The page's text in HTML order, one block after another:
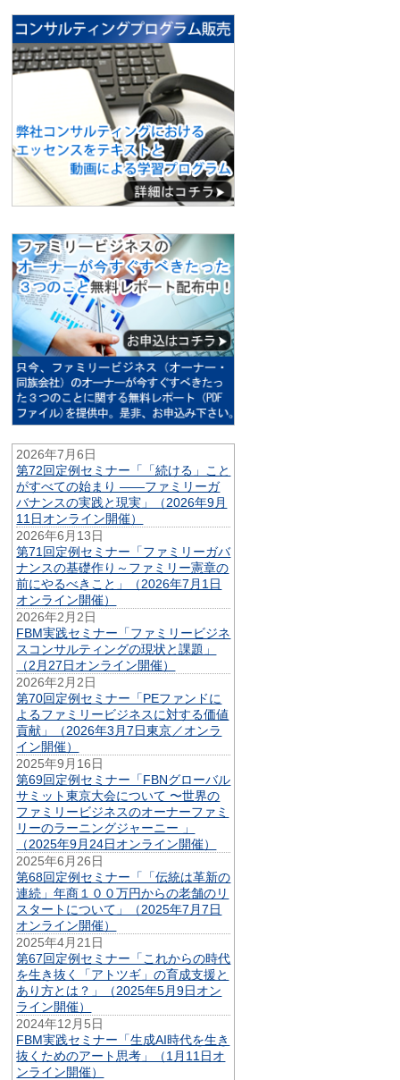
2026年7月6日
第72回定例セミナー「「続ける」こと
がすべての始まり ——ファミリーガ
バナンスの実践と現実」（2026年9月
11日オンライン開催）
2026年6月13日
第71回定例セミナー「ファミリーガバ
ナンスの基礎作り～ファミリー憲章の
前にやるべきこと」（2026年7月1日
オンライン開催）
2026年2月2日
FBM実践セミナー「ファミリービジネ
スコンサルティングの現状と課題」
（2月27日オンライン開催）
2026年2月2日
第70回定例セミナー「PEファンドに
よるファミリービジネスに対する価値
貢献」（2026年3月7日東京／オンラ
イン開催）
2025年9月16日
第69回定例セミナー「FBNグローバル
サミット東京大会について 〜世界の
ファミリービジネスのオーナーファミ
リーのラーニングジャーニー 」
（2025年9月24日オンライン開催）
2025年6月26日
第68回定例セミナー「「伝統は革新の
連続」年商１００万円からの老舗のリ
スタートについて」（2025年7月7日
オンライン開催）
2025年4月21日
第67回定例セミナー「これからの時代
を生き抜く「アトツギ」の育成支援と
あり方とは？」（2025年5月9日オン
ライン開催）
2024年12月5日
FBM実践セミナー「生成AI時代を生き
抜くためのアート思考」（1月11日オ
ンライン開催）